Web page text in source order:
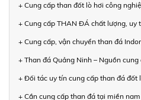
+ Cung cấp than đốt lò hơi công
+ Cung cấp THAN ĐÁ chất lượng, uy
+ Cung cấp, vận chuyển than đá
+ Than đá Quảng Ninh – Nguồn
+ Đối tác uy tín cung cấp than đá đốt
+ Cần cung cấp than đá tại miền